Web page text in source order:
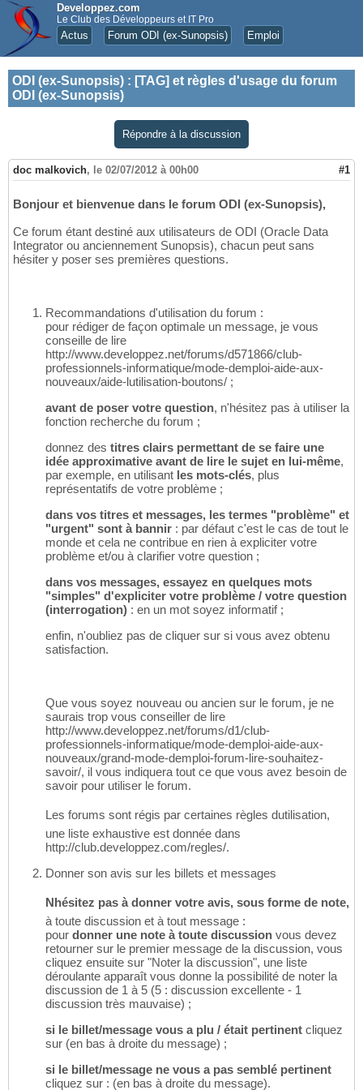
Developpez.com
Le Club des Développeurs et IT Pro
Actus Forum ODI (ex-Sunopsis) Emploi
ODI (ex-Sunopsis) : [TAG] et règles d'usage du forum
ODI (ex-Sunopsis)
Répondre à la discussion
doc malkovich, le 02/07/2012 à 00h00 #1
Bonjour et bienvenue dans le forum ODI (ex-Sunopsis),
Ce forum étant destiné aux utilisateurs de ODI (Oracle Data
Integrator ou anciennement Sunopsis), chacun peut sans
hésiter y poser ses premières questions.
Recommandations d'utilisation du forum :
pour rédiger de façon optimale un message, je vous
conseille de lire
http://www.developpez.net/forums/d571866/club-
professionnels-informatique/mode-demploi-aide-aux-
nouveaux/aide-lutilisation-boutons/ ;
avant de poser votre question, n'hésitez pas à utiliser la
fonction recherche du forum ;
donnez des titres clairs permettant de se faire une
idée approximative avant de lire le sujet en lui-même,
par exemple, en utilisant les mots-clés, plus
représentatifs de votre problème ;
dans vos titres et messages, les termes "problème" et
"urgent" sont à bannir : par défaut c'est le cas de tout le
monde et cela ne contribue en rien à expliciter votre
problème et/ou à clarifier votre question ;
dans vos messages, essayez en quelques mots
"simples" d'expliciter votre problème / votre question
(interrogation) : en un mot soyez informatif ;
enfin, n'oubliez pas de cliquer sur si vous avez obtenu
satisfaction.
Que vous soyez nouveau ou ancien sur le forum, je ne
saurais trop vous conseiller de lire
http://www.developpez.net/forums/d1/club-
professionnels-informatique/mode-demploi-aide-aux-
nouveaux/grand-mode-demploi-forum-lire-souhaitez-
savoir/, il vous indiquera tout ce que vous avez besoin de
savoir pour utiliser le forum.
Les forums sont régis par certaines règles dutilisation,
une liste exhaustive est donnée dans
http://club.developpez.com/regles/.
Donner son avis sur les billets et messages
Nhésitez pas à donner votre avis, sous forme de note,
à toute discussion et à tout message :
pour donner une note à toute discussion vous devez
retourner sur le premier message de la discussion, vous
cliquez ensuite sur "Noter la discussion", une liste
déroulante apparaît vous donne la possibilité de noter la
discussion de 1 à 5 (5 : discussion excellente - 1
discussion très mauvaise) ;
si le billet/message vous a plu / était pertinent cliquez
sur (en bas à droite du message) ;
si le billet/message ne vous a pas semblé pertinent
cliquez sur : (en bas à droite du message).